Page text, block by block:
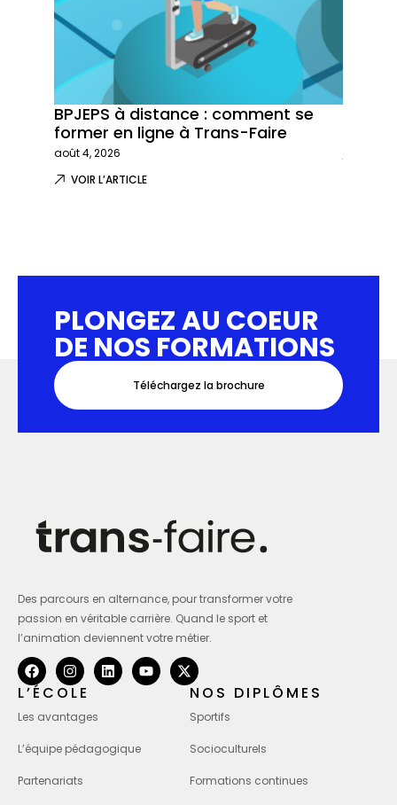
BPJEPS à distance : comment se
former en ligne à Trans-Faire
août 4, 2026
VOIR L’ARTICLE
PLONGEZ AU COEUR
DE NOS FORMATIONS
Téléchargez la brochure
Des parcours en alternance, pour transformer votre
passion en véritable carrière. Quand le sport et
l’animation deviennent votre métier.
L’ÉCOLE
Les avantages
L’équipe pédagogique
Partenariats
NOS DIPLÔMES
Sportifs
Socioculturels
Formations continues